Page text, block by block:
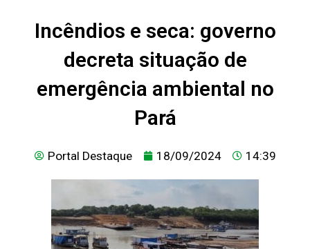
Incêndios e seca: governo
decreta situação de
emergência ambiental no
Pará
Portal Destaque 18/09/2024 14:39